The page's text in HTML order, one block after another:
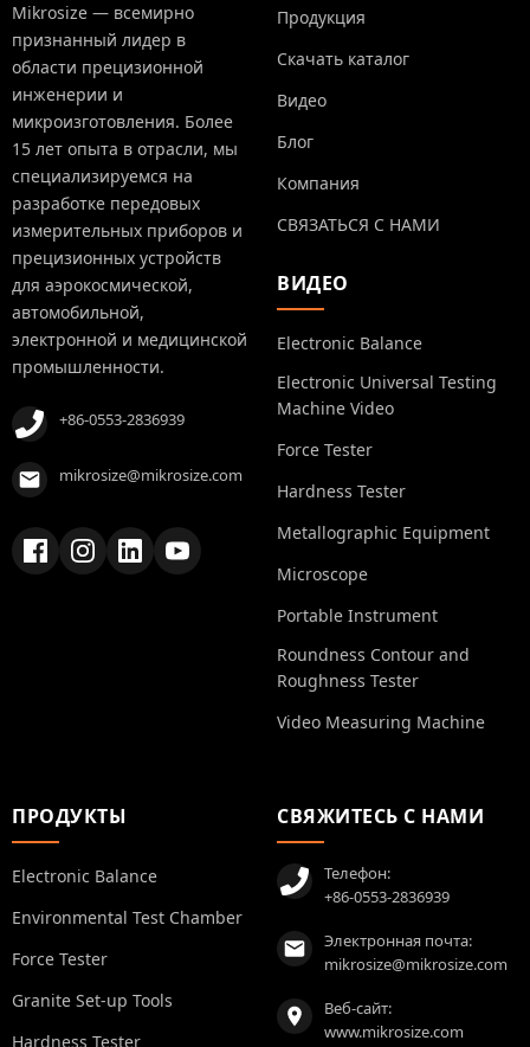
Mikrosize — всемирно
признанный лидер в
области прецизионной
инженерии и
микроизготовления. Более
15 лет опыта в отрасли, мы
специализируемся на
разработке передовых
измерительных приборов и
прецизионных устройств
для аэрокосмической,
автомобильной,
электронной и медицинской
промышленности.
+86-0553-2836939
mikrosize@mikrosize.com
Продукция
Скачать каталог
Видео
Блог
Компания
СВЯЗАТЬСЯ С НАМИ
ВИДЕО
Electronic Balance
Electronic Universal Testing
Machine Video
Force Tester
Hardness Tester
Metallographic Equipment
Microscope
Portable Instrument
Roundness Contour and
Roughness Tester
Video Measuring Machine
ПРОДУКТЫ
Electronic Balance
Environmental Test Chamber
Force Tester
Granite Set-up Tools
Hardness Tester
СВЯЖИТЕСЬ С НАМИ
Телефон:
+86-0553-2836939
Электронная почта:
mikrosize@mikrosize.com
Веб-сайт:
www.mikrosize.com